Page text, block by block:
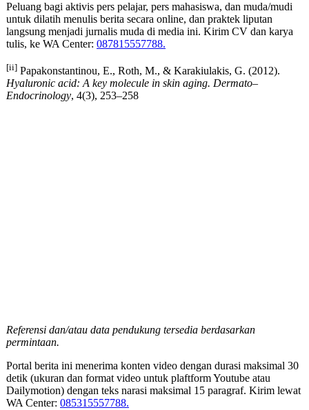
Peluang bagi aktivis pers pelajar, pers mahasiswa, dan muda/mudi
untuk dilatih menulis berita secara online, dan praktek liputan
langsung menjadi jurnalis muda di media ini. Kirim CV dan karya
tulis, ke WA Center: 087815557788.
[ii] Papakonstantinou, E., Roth, M., & Karakiulakis, G. (2012).
Hyaluronic acid: A key molecule in skin aging. Dermato–
Endocrinology, 4(3), 253–258
Referensi dan/atau data pendukung tersedia berdasarkan
permintaan.
Portal berita ini menerima konten video dengan durasi maksimal 30
detik (ukuran dan format video untuk plaftform Youtube atau
Dailymotion) dengan teks narasi maksimal 15 paragraf. Kirim lewat
WA Center: 085315557788.